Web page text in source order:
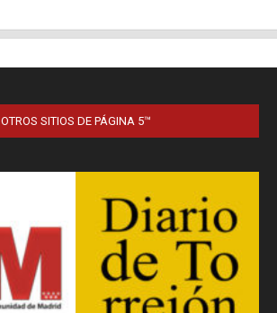
OTROS SITIOS DE PÁGINA 5™